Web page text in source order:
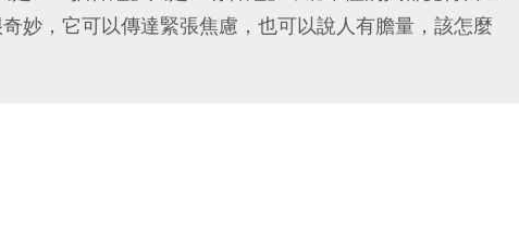
妙，它可以傳達緊張焦慮，也可以說人有膽量，該怎麼